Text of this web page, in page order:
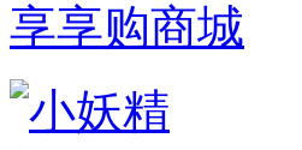
享享购商城